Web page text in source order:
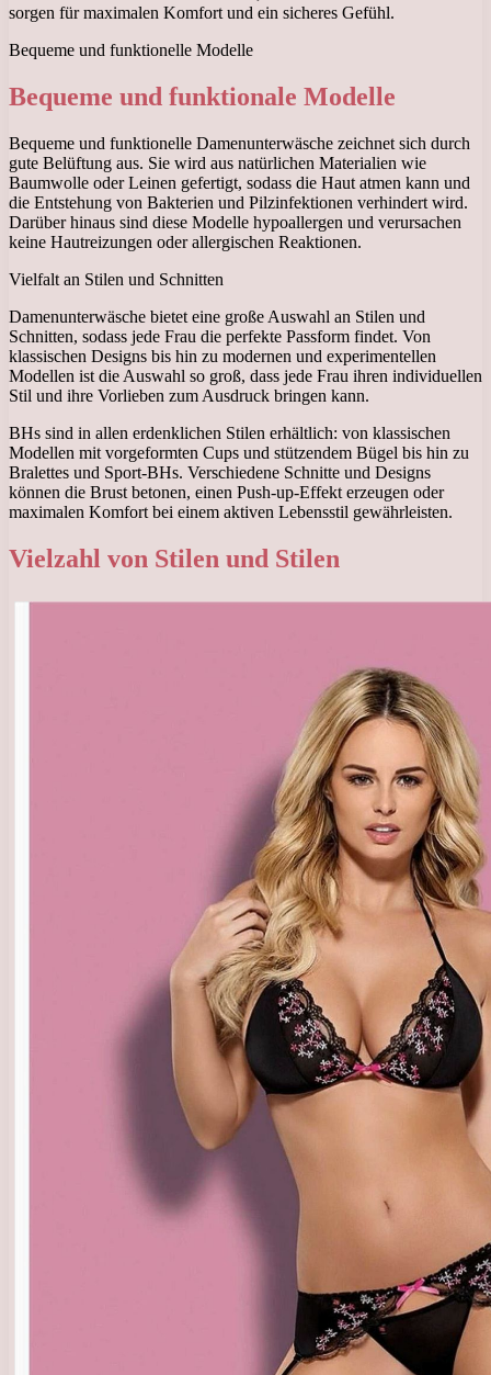
sorgen für maximalen Komfort und ein sicheres Gefühl.
Bequeme und funktionelle Modelle
Bequeme und funktionale Modelle
Bequeme und funktionelle Damenunterwäsche zeichnet sich durch
gute Belüftung aus. Sie wird aus natürlichen Materialien wie
Baumwolle oder Leinen gefertigt, sodass die Haut atmen kann und
die Entstehung von Bakterien und Pilzinfektionen verhindert wird.
Darüber hinaus sind diese Modelle hypoallergen und verursachen
keine Hautreizungen oder allergischen Reaktionen.
Vielfalt an Stilen und Schnitten
Damenunterwäsche bietet eine große Auswahl an Stilen und
Schnitten, sodass jede Frau die perfekte Passform findet. Von
klassischen Designs bis hin zu modernen und experimentellen
Modellen ist die Auswahl so groß, dass jede Frau ihren individuellen
Stil und ihre Vorlieben zum Ausdruck bringen kann.
BHs sind in allen erdenklichen Stilen erhältlich: von klassischen
Modellen mit vorgeformten Cups und stützendem Bügel bis hin zu
Bralettes und Sport-BHs. Verschiedene Schnitte und Designs
können die Brust betonen, einen Push-up-Effekt erzeugen oder
maximalen Komfort bei einem aktiven Lebensstil gewährleisten.
Vielzahl von Stilen und Stilen